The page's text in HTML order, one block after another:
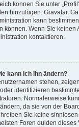
können Sie unter
hinzufügen: Gravatar,
kann
können. Wenn Sie keinen
kontaktieren.
kann ich ihn ändern?
stehen,
identifizieren
Normalerweise
da sie von der
Sie keine
Foren dulden dieses